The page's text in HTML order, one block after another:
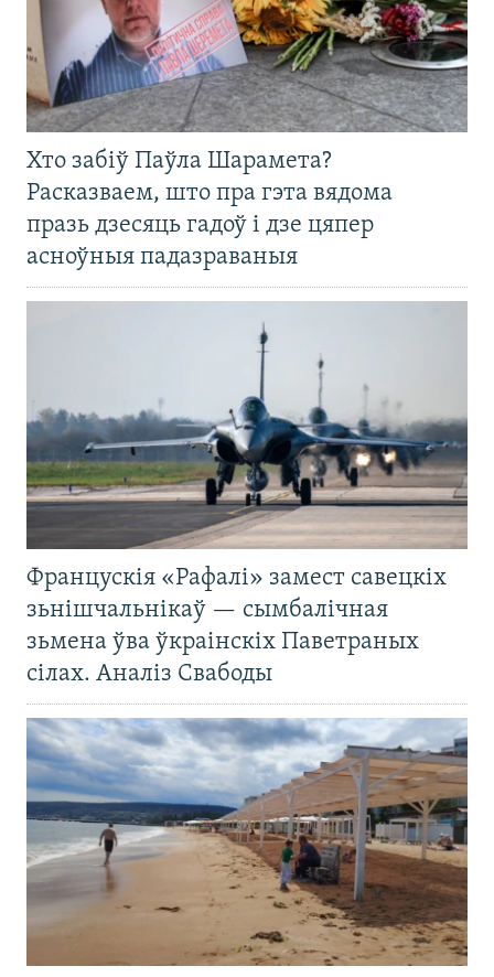
Хто забіў Паўла Шарамета?
Расказваем, што пра гэта вядома
празь дзесяць гадоў і дзе цяпер
асноўныя падазраваныя
Францускія «Рафалі» замест савецкіх
зьнішчальнікаў — сымбалічная
зьмена ўва ўкраінскіх Паветраных
сілах. Аналіз Свабоды